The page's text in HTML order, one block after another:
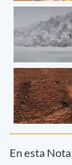
En esta Nota